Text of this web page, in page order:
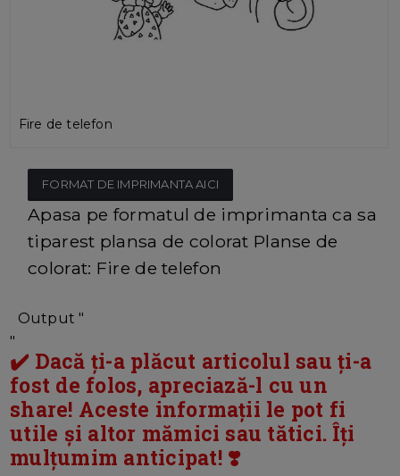
Fire de telefon
FORMAT DE IMPRIMANTA AICI
Apasa pe formatul de imprimanta ca sa
tiparest plansa de colorat Planse de
colorat: Fire de telefon
Output "
"
✔️ Dacă ți-a plăcut articolul sau ți-a
fost de folos, apreciază-l cu un
share! Aceste informații le pot fi
utile și altor mămici sau tătici. Îți
mulțumim anticipat! ❣️